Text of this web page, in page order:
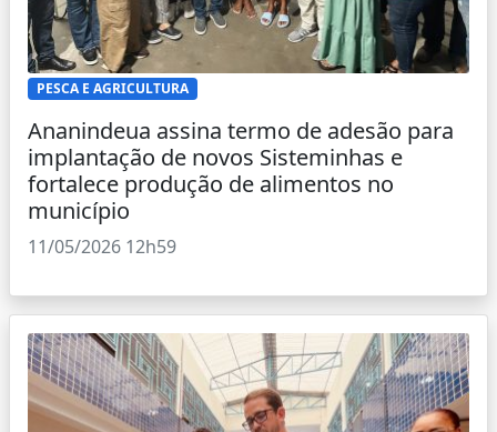
PESCA E AGRICULTURA
Ananindeua assina termo de adesão para
implantação de novos Sisteminhas e
fortalece produção de alimentos no
município
11/05/2026 12h59